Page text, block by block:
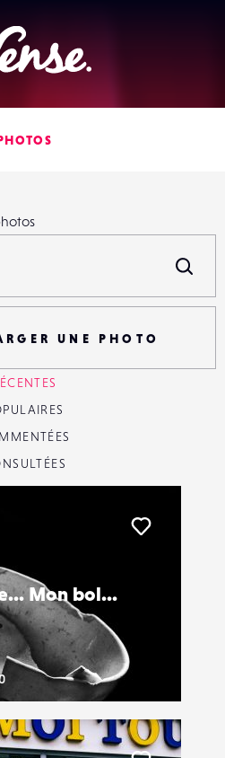
Lense
UNE PHOTO
Mon bol...